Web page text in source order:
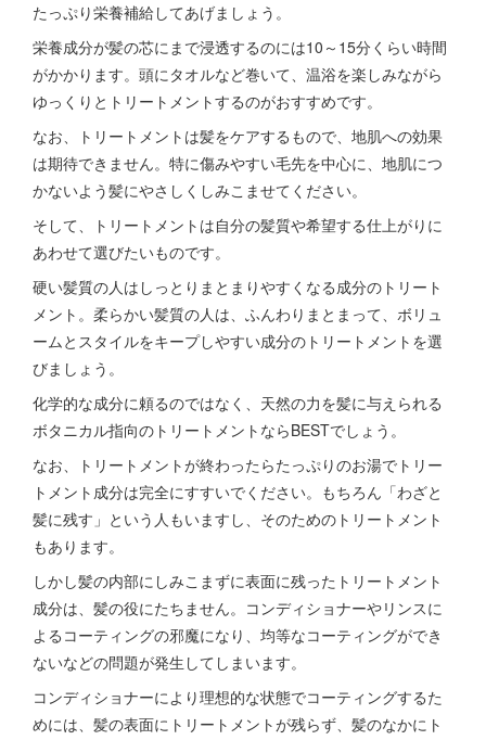
たっぷり栄養補給してあげましょう。
栄養成分が髪の芯にまで浸透するのには10～15分くらい時間
がかかります。頭にタオルなど巻いて、温浴を楽しみながら
ゆっくりとトリートメントするのがおすすめです。
なお、トリートメントは髪をケアするもので、地肌への効果
は期待できません。特に傷みやすい毛先を中心に、地肌につ
かないよう髪にやさしくしみこませてください。
そして、トリートメントは自分の髪質や希望する仕上がりに
あわせて選びたいものです。
硬い髪質の人はしっとりまとまりやすくなる成分のトリート
メント。柔らかい髪質の人は、ふんわりまとまって、ボリュ
ームとスタイルをキープしやすい成分のトリートメントを選
びましょう。
化学的な成分に頼るのではなく、天然の力を髪に与えられる
ボタニカル指向のトリートメントならBESTでしょう。
なお、トリートメントが終わったらたっぷりのお湯でトリー
トメント成分は完全にすすいでください。もちろん「わざと
髪に残す」という人もいますし、そのためのトリートメント
もあります。
しかし髪の内部にしみこまずに表面に残ったトリートメント
成分は、髪の役にたちません。コンディショナーやリンスに
よるコーティングの邪魔になり、均等なコーティングができ
ないなどの問題が発生してしまいます。
コンディショナーにより理想的な状態でコーティングするた
めには、髪の表面にトリートメントが残らず、髪のなかにト